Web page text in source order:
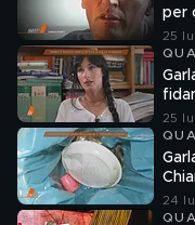
per
25
25
24